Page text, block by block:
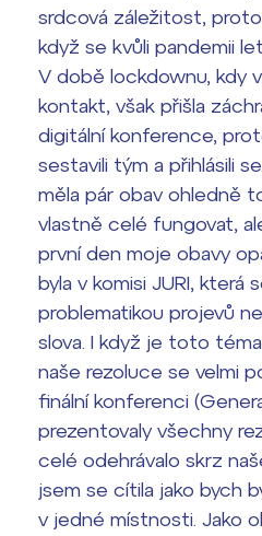
srdcová záležitost, proto
když se kvůli pandemii
V době lockdownu, kdy
kontakt, však přišla
digitální konference,
sestavili tým a přihlásili
měla pár obav ohledně
vlastně celé fungovat,
první den moje obavy
byla v komisi JURI, která
problematikou projevů
slova. I když je toto
naše rezoluce se velmi
finální konferenci
prezentovaly všechny
celé odehrávalo skrz
jsem se cítila jako bych
v jedné místnosti. Jako